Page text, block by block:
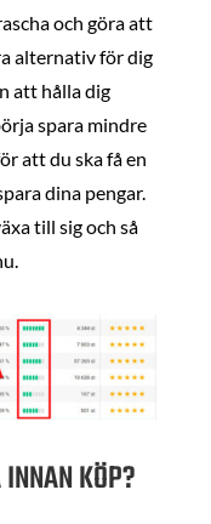
och göra att
alternativ för dig
att hålla dig
spara mindre
att du ska få en
dina pengar.
till sig och så
KÖP?